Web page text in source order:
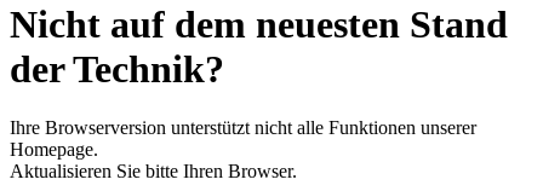
Nicht auf dem neuesten Stand
der Technik?
Ihre Browserversion unterstützt nicht alle Funktionen unserer
Homepage.
Aktualisieren Sie bitte Ihren Browser.